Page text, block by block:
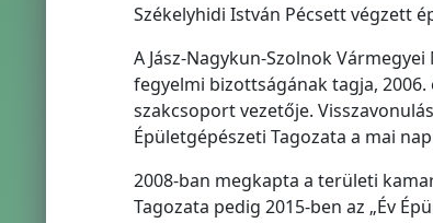
Székelyhidi István Pécsett végzett
A Jász-Nagykun-Szolnok
fegyelmi bizottságának tagja, 2006.
szakcsoport vezetője.
Épületgépészeti Tagozata a mai
2008-ban megkapta a területi
Tagozata pedig 2015-ben az „Év